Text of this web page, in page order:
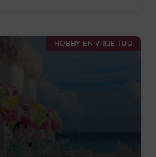
HOBBY EN VRIJE TIJD